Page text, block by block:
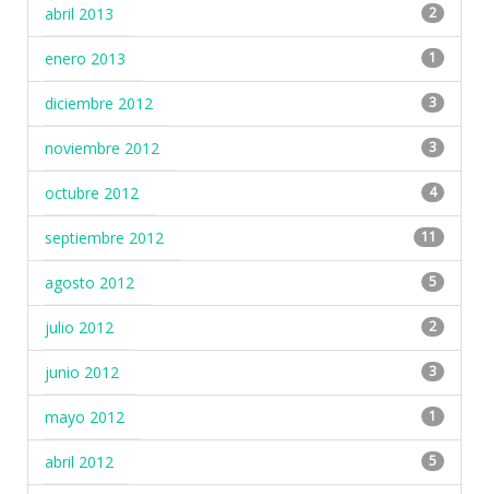
abril 2013 2
enero 2013 1
diciembre 2012 3
noviembre 2012 3
octubre 2012 4
septiembre 2012 11
agosto 2012 5
julio 2012 2
junio 2012 3
mayo 2012 1
abril 2012 5